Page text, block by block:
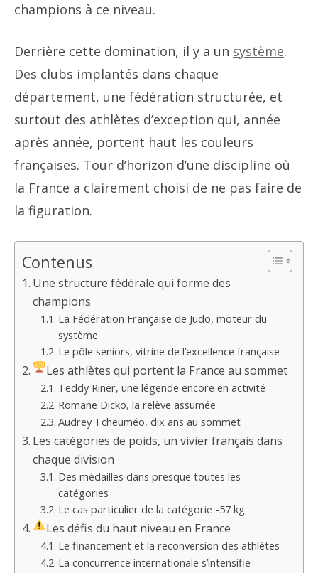
champions à ce niveau.
Derrière cette domination, il y a un système.
Des clubs implantés dans chaque
département, une fédération structurée, et
surtout des athlètes d’exception qui, année
après année, portent haut les couleurs
françaises. Tour d’horizon d’une discipline où
la France a clairement choisi de ne pas faire de
la figuration.
Contenus
Une structure fédérale qui forme des
champions
La Fédération Française de Judo, moteur du
système
Le pôle seniors, vitrine de l’excellence française
Les athlètes qui portent la France au sommet
Teddy Riner, une légende encore en activité
Romane Dicko, la relève assumée
Audrey Tcheuméo, dix ans au sommet
Les catégories de poids, un vivier français dans
chaque division
Des médailles dans presque toutes les
catégories
Le cas particulier de la catégorie -57 kg
Les défis du haut niveau en France
Le financement et la reconversion des athlètes
La concurrence internationale s’intensifie